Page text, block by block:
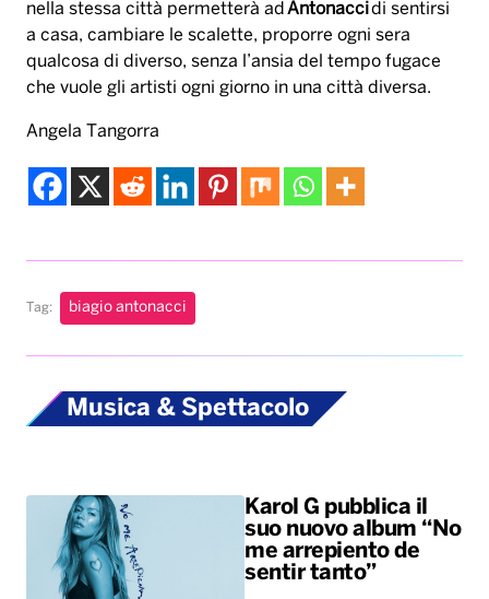
nella stessa città permetterà ad Antonaccidi sentirsi
a casa, cambiare le scalette, proporre ogni sera
qualcosa di diverso, senza l’ansia del tempo fugace
che vuole gli artisti ogni giorno in una città diversa.
Angela Tangorra
Tag: biagio antonacci
Musica & Spettacolo
Karol G pubblica il
suo nuovo album “No
me arrepiento de
sentir tanto”